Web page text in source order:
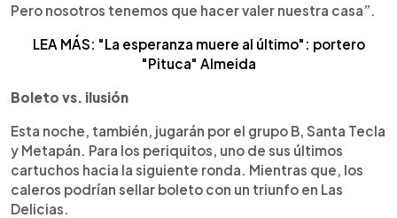
Pero nosotros tenemos que hacer valer nuestra casa”.
LEA MÁS: "La esperanza muere al último": portero
"Pituca" Almeida
Boleto vs. ilusión
Esta noche, también, jugarán por el grupo B, Santa Tecla
y Metapán. Para los periquitos, uno de sus últimos
cartuchos hacia la siguiente ronda. Mientras que, los
caleros podrían sellar boleto con un triunfo en Las
Delicias.